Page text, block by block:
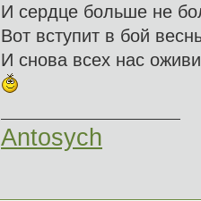
И сердце больше не
Вот вступит в бой
И снова всех нас
Antosych